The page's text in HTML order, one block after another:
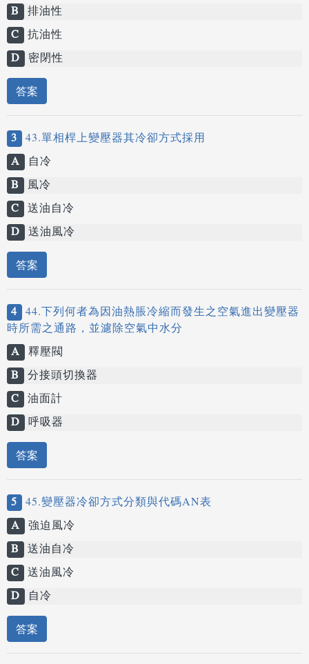
B 排油性
C 抗油性
D 密閉性
答案
3 43.單相桿上變壓器其冷卻方式採用
A
自冷
B 風冷
C 送油自冷
D 送油風冷
答案
4 44.下列何者為因油熱脹冷縮而發生之空氣進出變壓器
時所需之通路，並濾除空氣中水分
A 釋壓閥
B 分接頭切換器
C 油面計
D 呼吸器
答案
5 45.變壓器冷卻方式分類與代碼AN表
A 強迫風冷
B 送油自冷
C 送油風冷
D
自冷
答案